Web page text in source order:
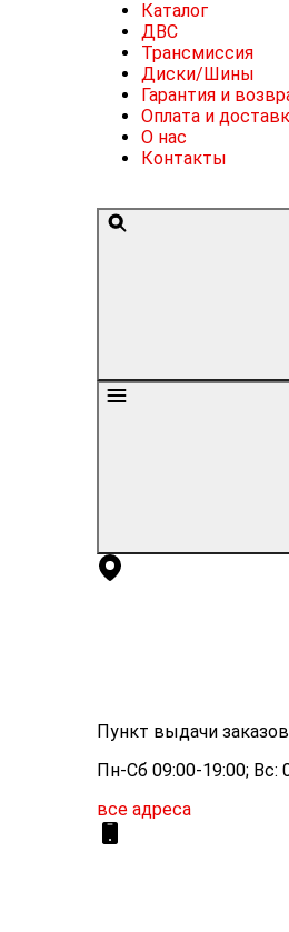
Каталог
ДВС
Трансмиссия
Диски/Шины
Гарантия и
Оплата и
О нас
Контакты
Пункт выдачи
Пн-Сб 09:00-19:00; Вс:
все адреса